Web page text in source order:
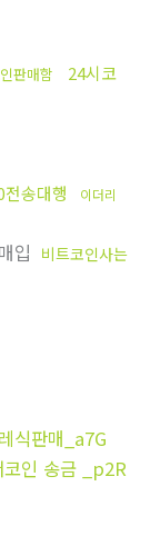
판매함
24시코
송대행
이더리
입 비트코인사는
식판매_a7G
인 송금 _p2R